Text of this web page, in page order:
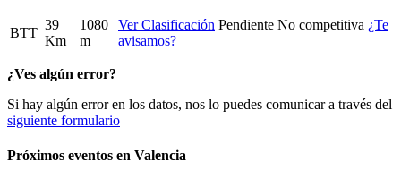
BTT
39
Km
1080
m
Ver Clasificación Pendiente No competitiva ¿Te
avisamos?
¿Ves algún error?
Si hay algún error en los datos, nos lo puedes comunicar a través del
siguiente formulario
Próximos eventos en Valencia